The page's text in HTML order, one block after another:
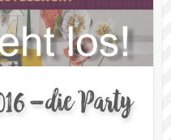
– die Party